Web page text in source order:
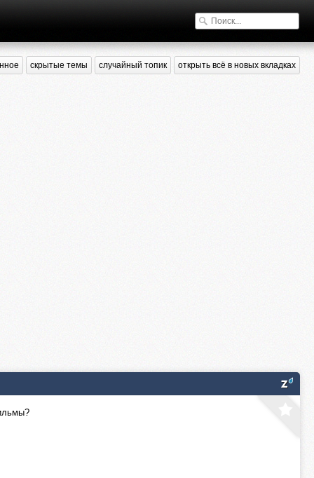
скрытые темы случайный топик открыть всё в новых вкладках